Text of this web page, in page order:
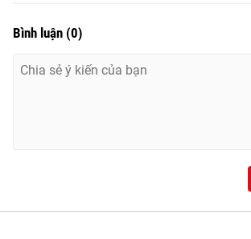
Bình luận (0)